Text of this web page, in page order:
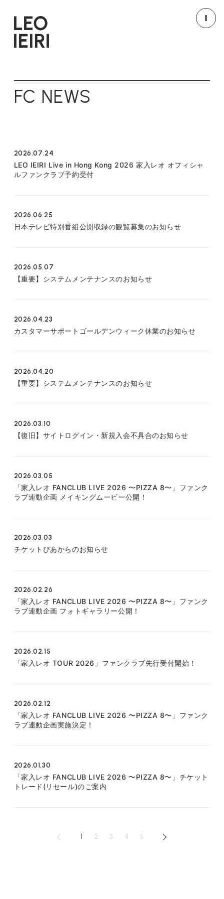
LIVE/EVENT
FANCLUB CONTENTS
FC NEWS
MONTHLY LEO
RADIO
SPECIAL
FC NEWS
2026.07.24
LEO IEIRI Live in Hong Kong 2026 家入レオ オフィシャ
ルファンクラブ予約受付
2026.06.25
日本テレビ特別番組公開収録の観覧募集のお知らせ
2026.05.07
【重要】システムメンテナンスのお知らせ
2026.04.23
カスタマーサポートゴールデンウィーク休業のお知らせ
2026.04.20
【重要】システムメンテナンスのお知らせ
2026.03.10
【復旧】サイトログイン・新規入会不具合のお知らせ
2026.03.05
「家入レオ FANCLUB LIVE 2026 〜PIZZA 8〜」ファンク
ラブ連動企画 メイキングムービー公開！
2026.03.03
チケットぴあからのお知らせ
2026.02.26
「家入レオ FANCLUB LIVE 2026 〜PIZZA 8〜」ファンク
ラブ連動企画 フォトギャラリー公開！
2026.02.15
「家入レオ TOUR 2026」ファンクラブ先行受付開始！
2026.02.12
「家入レオ FANCLUB LIVE 2026 〜PIZZA 8〜」ファンク
ラブ連動企画実施決定！
2026.01.30
「家入レオ FANCLUB LIVE 2026 〜PIZZA 8〜」チケット
トレード(リセール)のご案内
1 2 3 4 5